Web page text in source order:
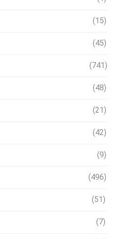
(15)
(45)
(741)
(48)
(21)
(42)
(9)
(496)
(51)
(7)